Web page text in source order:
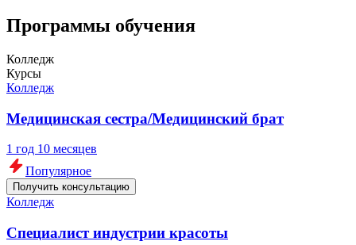
Программы обучения
Колледж
Курсы
Колледж
Медицинская сестра/Медицинский брат
1 год 10 месяцев
Популярное
Получить консультацию
Колледж
Специалист индустрии красоты